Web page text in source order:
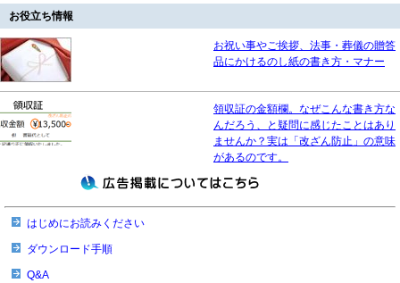
お役立ち情報
お祝い事やご挨拶、法事・葬儀の贈答
品にかけるのし紙の書き方・マナー
領収証の金額欄。なぜこんな書き方な
んだろう、と疑問に感じたことはあり
ませんか？実は「改ざん防止」の意味
があるのです。
はじめにお読みください
ダウンロード手順
Q&A